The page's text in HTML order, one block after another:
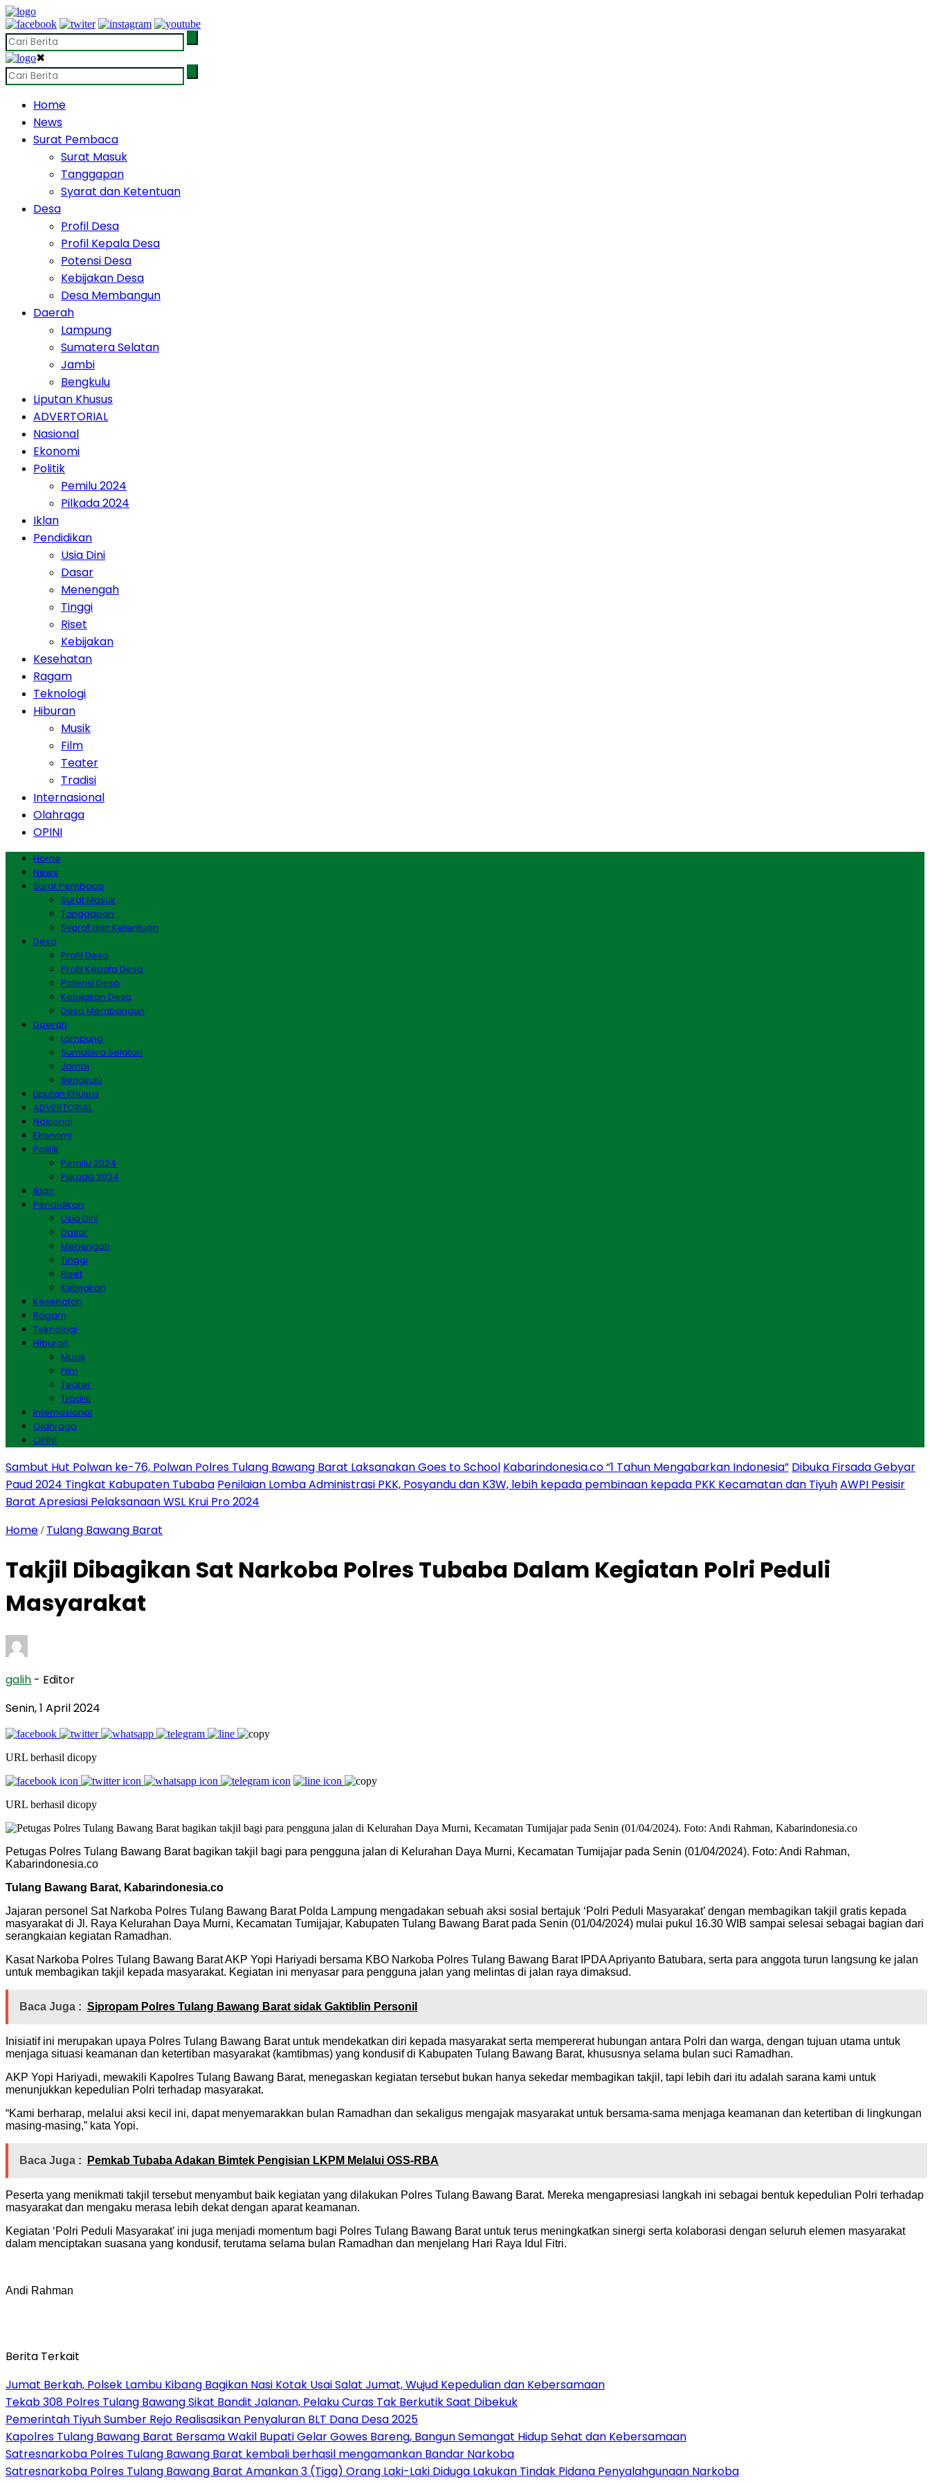
✖
Home
News
Surat Pembaca
Surat Masuk
Tanggapan
Syarat dan Ketentuan
Desa
Profil Desa
Profil Kepala Desa
Potensi Desa
Kebijakan Desa
Desa Membangun
Daerah
Lampung
Sumatera Selatan
Jambi
Bengkulu
Liputan Khusus
ADVERTORIAL
Nasional
Ekonomi
Politik
Pemilu 2024
Pilkada 2024
Iklan
Pendidikan
Usia Dini
Dasar
Menengah
Tinggi
Riset
Kebijakan
Kesehatan
Ragam
Teknologi
Hiburan
Musik
Film
Teater
Tradisi
Internasional
Olahraga
OPINI
Home
News
Surat Pembaca
Surat Masuk
Tanggapan
Syarat dan Ketentuan
Desa
Profil Desa
Profil Kepala Desa
Potensi Desa
Kebijakan Desa
Desa Membangun
Daerah
Lampung
Sumatera Selatan
Jambi
Bengkulu
Liputan Khusus
ADVERTORIAL
Nasional
Ekonomi
Politik
Pemilu 2024
Pilkada 2024
Iklan
Pendidikan
Usia Dini
Dasar
Menengah
Tinggi
Riset
Kebijakan
Kesehatan
Ragam
Teknologi
Hiburan
Musik
Film
Teater
Tradisi
Internasional
Olahraga
OPINI
Sambut Hut Polwan ke-76, Polwan Polres Tulang Bawang Barat Laksanakan Goes to School Kabarindonesia.co “1 Tahun Mengabarkan Indonesia” Dibuka Firsada Gebyar
Paud 2024 Tingkat Kabupaten Tubaba Penilaian Lomba Administrasi PKK, Posyandu dan K3W, lebih kepada pembinaan kepada PKK Kecamatan dan TiyuhAWPI Pesisir
Barat Apresiasi Pelaksanaan WSL Krui Pro 2024
Home / Tulang Bawang Barat
Takjil Dibagikan Sat Narkoba Polres Tubaba Dalam Kegiatan Polri Peduli
Masyarakat
galih - Editor
Senin, 1 April 2024
URL berhasil dicopy
URL berhasil dicopy
Petugas Polres Tulang Bawang Barat bagikan takjil bagi para pengguna jalan di Kelurahan Daya Murni, Kecamatan Tumijajar pada Senin (01/04/2024). Foto: Andi Rahman,
Kabarindonesia.co
Tulang Bawang Barat, Kabarindonesia.co
Jajaran personel Sat Narkoba Polres Tulang Bawang Barat Polda Lampung mengadakan sebuah aksi sosial bertajuk ‘Polri Peduli Masyarakat’ dengan membagikan takjil gratis kepada
masyarakat di Jl. Raya Kelurahan Daya Murni, Kecamatan Tumijajar, Kabupaten Tulang Bawang Barat pada Senin (01/04/2024) mulai pukul 16.30 WIB sampai selesai sebagai bagian dari
serangkaian kegiatan Ramadhan.
Kasat Narkoba Polres Tulang Bawang Barat AKP Yopi Hariyadi bersama KBO Narkoba Polres Tulang Bawang Barat IPDA Apriyanto Batubara, serta para anggota turun langsung ke jalan
untuk membagikan takjil kepada masyarakat. Kegiatan ini menyasar para pengguna jalan yang melintas di jalan raya dimaksud.
Baca Juga : Sipropam Polres Tulang Bawang Barat sidak Gaktiblin Personil
Inisiatif ini merupakan upaya Polres Tulang Bawang Barat untuk mendekatkan diri kepada masyarakat serta mempererat hubungan antara Polri dan warga, dengan tujuan utama untuk
menjaga situasi keamanan dan ketertiban masyarakat (kamtibmas) yang kondusif di Kabupaten Tulang Bawang Barat, khususnya selama bulan suci Ramadhan.
AKP Yopi Hariyadi, mewakili Kapolres Tulang Bawang Barat, menegaskan kegiatan tersebut bukan hanya sekedar membagikan takjil, tapi lebih dari itu adalah sarana kami untuk
menunjukkan kepedulian Polri terhadap masyarakat.
“Kami berharap, melalui aksi kecil ini, dapat menyemarakkan bulan Ramadhan dan sekaligus mengajak masyarakat untuk bersama-sama menjaga keamanan dan ketertiban di lingkungan
masing-masing,” kata Yopi.
Baca Juga : Pemkab Tubaba Adakan Bimtek Pengisian LKPM Melalui OSS-RBA
Peserta yang menikmati takjil tersebut menyambut baik kegiatan yang dilakukan Polres Tulang Bawang Barat. Mereka mengapresiasi langkah ini sebagai bentuk kepedulian Polri terhadap
masyarakat dan mengaku merasa lebih dekat dengan aparat keamanan.
Kegiatan ‘Polri Peduli Masyarakat’ ini juga menjadi momentum bagi Polres Tulang Bawang Barat untuk terus meningkatkan sinergi serta kolaborasi dengan seluruh elemen masyarakat
dalam menciptakan suasana yang kondusif, terutama selama bulan Ramadhan dan menjelang Hari Raya Idul Fitri.
Andi Rahman
Berita Terkait
Jumat Berkah, Polsek Lambu Kibang Bagikan Nasi Kotak Usai Salat Jumat, Wujud Kepedulian dan Kebersamaan
Tekab 308 Polres Tulang Bawang Sikat Bandit Jalanan, Pelaku Curas Tak Berkutik Saat Dibekuk
Pemerintah Tiyuh Sumber Rejo Realisasikan Penyaluran BLT Dana Desa 2025
Kapolres Tulang Bawang Barat Bersama Wakil Bupati Gelar Gowes Bareng, Bangun Semangat Hidup Sehat dan Kebersamaan
Satresnarkoba Polres Tulang Bawang Barat kembali berhasil mengamankan Bandar Narkoba
Satresnarkoba Polres Tulang Bawang Barat Amankan 3 (Tiga) Orang Laki-Laki Diduga Lakukan Tindak Pidana Penyalahgunaan Narkoba